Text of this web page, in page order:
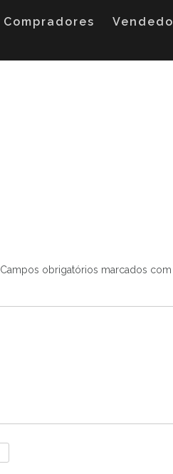
Compradores
Campos obrigatórios marcados com